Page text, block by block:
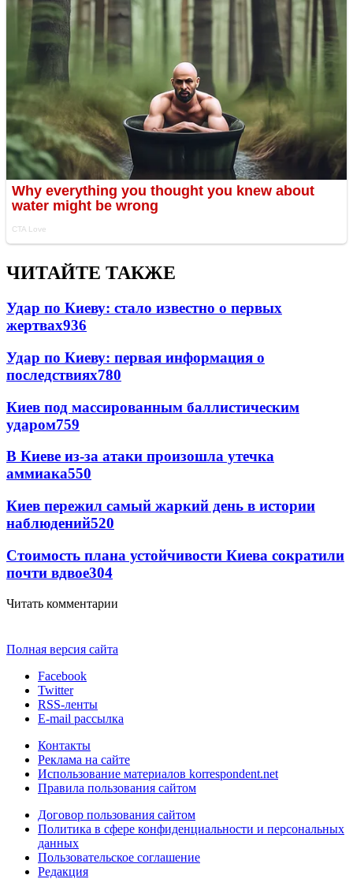
ЧИТАЙТЕ ТАКЖЕ
Удар по Киеву: стало известно о первых
жертвах936
Удар по Киеву: первая информация о
последствиях780
Киев под массированным баллистическим
ударом759
В Киеве из-за атаки произошла утечка
аммиака550
Киев пережил самый жаркий день в истории
наблюдений520
Стоимость плана устойчивости Киева сократили
почти вдвое304
Читать комментарии
Полная версия сайта
Facebook
Twitter
RSS-ленты
E-mail рассылка
Контакты
Реклама на сайте
Использование материалов korrespondent.net
Правила пользования сайтом
Договор пользования сайтом
Политика в сфере конфиденциальности и персональных
данных
Пользовательское соглашение
Редакция